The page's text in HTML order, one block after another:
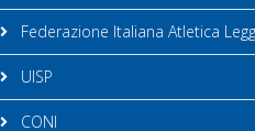
Federazione Italiana Atletica
UISP
CONI